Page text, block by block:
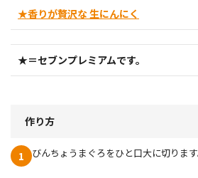
★香りが贅沢な 生にんにく
★＝セブンプレミアムです。
作り方
1 びんちょうまぐろをひと口大に切ります